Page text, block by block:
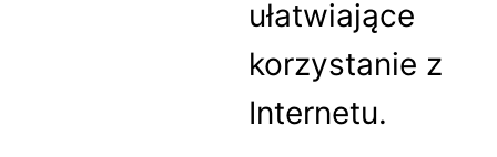
ułatwiające
korzystanie z
Internetu.